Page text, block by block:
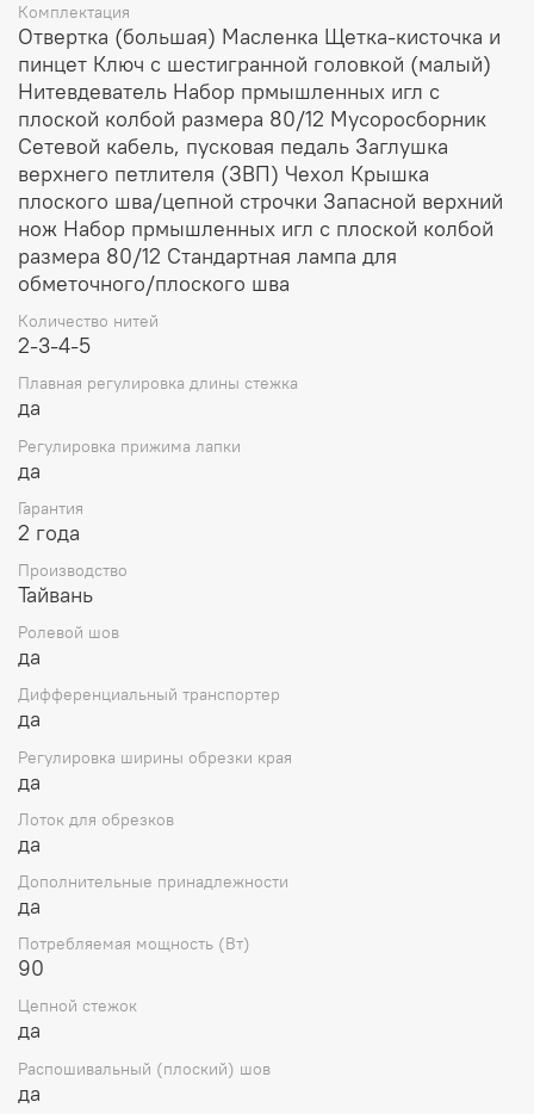
Петлители заправляются при помощи
механического нитевдевателя. Нож с нижним
приводом не только обеспечивает чистую и
ровную обрезку края, но и безопасную работу, он
удобно регулируется одним движением руки.
Яркое светодиодное освещение обеспечивает
хороший обзор рабочей зоны и области заправки
нитей. Модель b48 Funlock работает на скорости
до 1300 стежков в минуту.
Комплектация
Отвертка (большая) Масленка Щетка-кисточка и
пинцет Ключ с шестигранной головкой (малый)
Нитевдеватель Набор прмышленных игл с
плоской колбой размера 80/12 Мусоросборник
Сетевой кабель, пусковая педаль Заглушка
верхнего петлителя (ЗВП) Чехол Крышка
плоского шва/цепной строчки Запасной верхний
нож Набор прмышленных игл с плоской колбой
размера 80/12 Стандартная лампа для
обметочного/плоского шва
Количество нитей
2-3-4-5
Плавная регулировка длины стежка
да
Регулировка прижима лапки
да
Гарантия
2 года
Производство
Тайвань
Ролевой шов
да
Дифференциальный транспортер
да
Регулировка ширины обрезки края
да
Лоток для обрезков
да
Дополнительные принадлежности
да
Потребляемая мощность (Вт)
90
Цепной стежок
да
Распошивальный (плоский) шов
да